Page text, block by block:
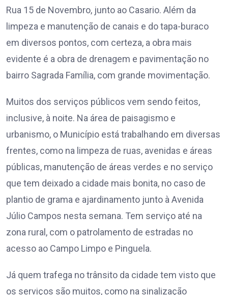
Rua 15 de Novembro, junto ao Casario. Além da
limpeza e manutenção de canais e do tapa-buraco
em diversos pontos, com certeza, a obra mais
evidente é a obra de drenagem e pavimentação no
bairro Sagrada Família, com grande movimentação.
Muitos dos serviços públicos vem sendo feitos,
inclusive, à noite. Na área de paisagismo e
urbanismo, o Município está trabalhando em diversas
frentes, como na limpeza de ruas, avenidas e áreas
públicas, manutenção de áreas verdes e no serviço
que tem deixado a cidade mais bonita, no caso de
plantio de grama e ajardinamento junto à Avenida
Júlio Campos nesta semana. Tem serviço até na
zona rural, com o patrolamento de estradas no
acesso ao Campo Limpo e Pinguela.
Já quem trafega no trânsito da cidade tem visto que
os serviços são muitos, como na sinalização